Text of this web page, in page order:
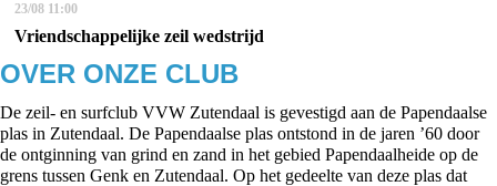
23/08 11:00
Vriendschappelijke zeil wedstrijd
OVER ONZE CLUB
De zeil- en surfclub VVW Zutendaal is gevestigd aan de Papendaalse
plas in Zutendaal. De Papendaalse plas ontstond in de jaren ’60 door
de ontginning van grind en zand in het gebied Papendaalheide op de
grens tussen Genk en Zutendaal. Op het gedeelte van deze plas dat